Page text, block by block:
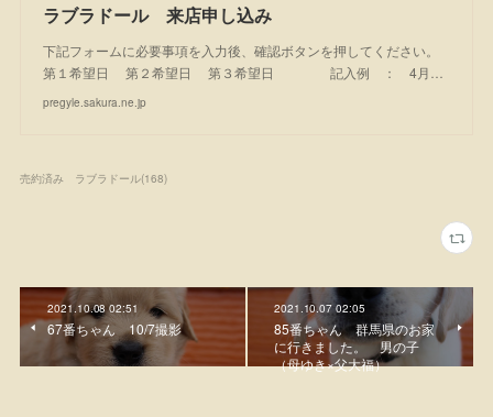
ラブラドール 来店申し込み
下記フォームに必要事項を入力後、確認ボタンを押してください。
第１希望日 第２希望日 第３希望日 記入例 ： 4月…
pregyle.sakura.ne.jp
売約済み ラブラドール(168)
2021.10.08 02:51
67番ちゃん 10/7撮影
2021.10.07 02:05
85番ちゃん 群馬県のお家
に行きました。 男の子
（母ゆき×父大福）